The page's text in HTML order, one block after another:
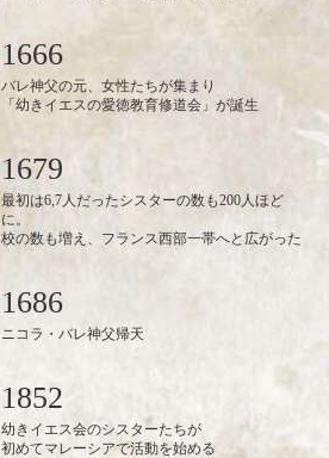
1666
バレ神父の元、女性たちが集まり
「幼きイエスの愛徳教育修道会」が誕生
1679
最初は6,7人だったシスターの数も200人ほど
に。
校の数も増え、フランス西部一帯へと広がった
1686
ニコラ・バレ神父帰天
1852
幼きイエス会のシスターたちが
初めてマレーシアで活動を始める